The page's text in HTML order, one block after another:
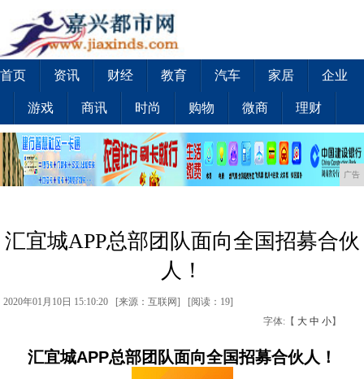
首页 资讯 财经 教育 汽车 家居 企业
游戏 商讯 时尚 购物 微商 理财
广告
汇宜城APP总部团队面向全国招募合伙
人！
2020年01月10日 15:10:20 [来源：互联网] [阅读：19]
字体:【 大 中 小】
汇宜城APP总部团队面向全国招募合伙人！